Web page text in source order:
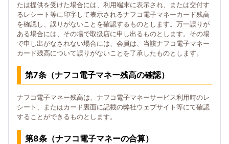
たは提供を受けた場合には、利用端末に表示され、または交付す
るレシート等に印字して表示されるナフコ電子マネーカード残高
を確認し、誤りがないことを確認するものとします。万一誤りが
ある場合には、その場で取扱店に申し出るものとします。その場
で申し出がなされない場合には、会員は、当該ナフコ電子マネー
カード残高について誤りがないことを了承したものとします。
第7条（ナフコ電子マネー残高の確認）
ナフコ電子マネー残高は、ナフコ電子マネーサービス利用時のレ
シート、またはカード裏面に記載の弊社ウェブサイト等にて確認
することができるものとします。
第8条（ナフコ電子マネーの合算）